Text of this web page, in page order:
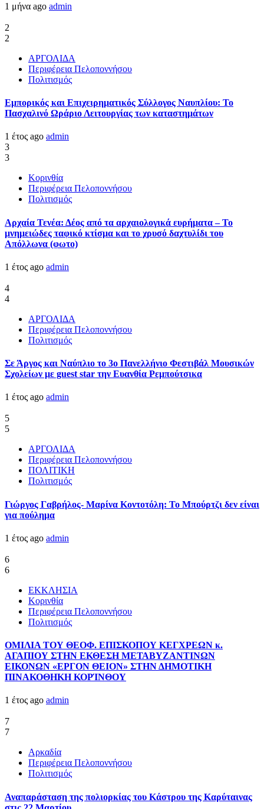
1 μήνα ago admin
2
2
ΑΡΓΟΛΙΔΑ
Περιφέρεια Πελοποννήσου
Πολιτισμός
Εμπορικός και Επιχειρηματικός Σύλλογος Ναυπλίου: Το
Πασχαλινό Ωράριο Λειτουργίας των καταστημάτων
1 έτος ago admin
3
3
Κορινθία
Περιφέρεια Πελοποννήσου
Πολιτισμός
Αρχαία Τενέα: Δέος από τα αρχαιολογικά ευρήματα – Το
μνημειώδες ταφικό κτίσμα και το χρυσό δαχτυλίδι του
Απόλλωνα (φωτο)
1 έτος ago admin
4
4
ΑΡΓΟΛΙΔΑ
Περιφέρεια Πελοποννήσου
Πολιτισμός
Σε Άργος και Ναύπλιο το 3ο Πανελλήνιο Φεστιβάλ Μουσικών
Σχολείων με guest star την Ευανθία Ρεμπούτσικα
1 έτος ago admin
5
5
ΑΡΓΟΛΙΔΑ
Περιφέρεια Πελοποννήσου
ΠΟΛΙΤΙΚΗ
Πολιτισμός
Γιώργος Γαβρήλος- Μαρίνα Κοντοτόλη: Το Μπούρτζι δεν είναι
για πούλημα
1 έτος ago admin
6
6
ΕΚΚΛΗΣΙΑ
Κορινθία
Περιφέρεια Πελοποννήσου
Πολιτισμός
ΟΜΙΛΙΑ ΤΟΥ ΘΕΟΦ. ΕΠΙΣΚΟΠΟΥ ΚΕΓΧΡΕΩΝ κ.
ΑΓΑΠΙΟΥ ΣΤΗΝ ΕΚΘΕΣΗ ΜΕΤΑΒΥΖΑΝΤΙΝΩΝ
ΕΙΚΟΝΩΝ «ΕΡΓΟΝ ΘΕΙΟΝ» ΣΤΗΝ ΔΗΜΟΤΙΚΗ
ΠΙΝΑΚΟΘΗΚΗ ΚΟΡΊΝΘΟΥ
1 έτος ago admin
7
7
Αρκαδία
Περιφέρεια Πελοποννήσου
Πολιτισμός
Αναπαράσταση της πολιορκίας του Κάστρου της Καρύταινας